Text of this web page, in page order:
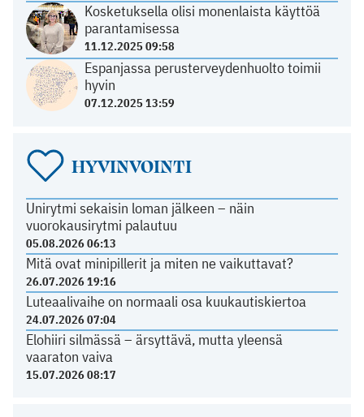
Kosketuksella olisi monenlaista käyttöä
parantamisessa
11.12.2025 09:58
Espanjassa perusterveydenhuolto toimii
hyvin
07.12.2025 13:59
HYVINVOINTI
Unirytmi sekaisin loman jälkeen – näin
vuorokausirytmi palautuu
05.08.2026 06:13
Mitä ovat minipillerit ja miten ne vaikuttavat?
26.07.2026 19:16
Luteaalivaihe on normaali osa kuukautiskiertoa
24.07.2026 07:04
Elohiiri silmässä – ärsyttävä, mutta yleensä
vaaraton vaiva
15.07.2026 08:17